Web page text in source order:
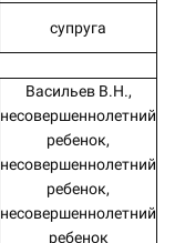
супруга
Васильев В.Н.,
несовершеннолетний
ребенок,
несовершеннолетний
ребенок,
несовершеннолетний
ребенок